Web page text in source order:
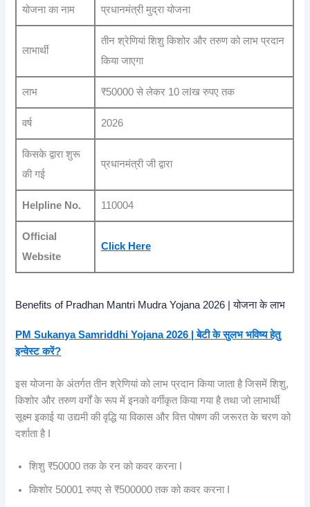
योजना का नाम प्रधानमंत्री मुद्रा योजना
लाभार्थी
तीन श्रेणियां शिशु किशोर और तरुण को लाभ प्रदान
किया जाएगा
लाभ ₹50000 से लेकर 10 लIख रुपए तक
वर्ष 2026
किसके द्वारा शुरू
की गई
प्रधानमंत्री जी द्वारा
Helpline No. 110004
Official
Website
Click Here
Benefits of Pradhan Mantri Mudra Yojana 2026 | योजना के लाभ
PM Sukanya Samriddhi Yojana 2026 | बेटी के सुलभ भविष्य हेतु
इन्वेस्ट करें?
इस योजना के अंतर्गत तीन श्रेणियां को लाभ प्रदान किया जाता है जिसमें शिशु,
किशोर और तरुण वर्गों के रूप में इनको वर्गीकृत किया गया है तथा जो लाभार्थी
सूक्ष्म इकाई या उद्यमी की वृद्धि या विकास और वित्त पोषण की जरूरत के चरण को
दर्शाता है I
शिशु ₹50000 तक के रन को कवर करना I
किशोर 50001 रुपए से ₹500000 तक को कवर करना I